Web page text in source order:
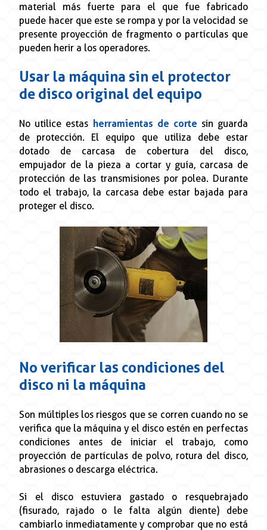
material más fuerte para el que fue fabricado
puede hacer que este se rompa y por la velocidad se
presente proyección de fragmento o partículas que
pueden herir a los operadores.
Usar la máquina sin el protector
de disco original del equipo
No utilice estas herramientas de corte sin guarda
de protección. El equipo que utiliza debe estar
dotado de carcasa de cobertura del disco,
empujador de la pieza a cortar y guía, carcasa de
protección de las transmisiones por polea. Durante
todo el trabajo, la carcasa debe estar bajada para
proteger el disco.
No verificar las condiciones del
disco ni la máquina
Son múltiples los riesgos que se corren cuando no se
verifica que la máquina y el disco estén en perfectas
condiciones antes de iniciar el trabajo, como
proyección de partículas de polvo, rotura del disco,
abrasiones o descarga eléctrica.
Si el disco estuviera gastado o resquebrajado
(fisurado, rajado o le falta algún diente) debe
cambiarlo inmediatamente y comprobar que no está